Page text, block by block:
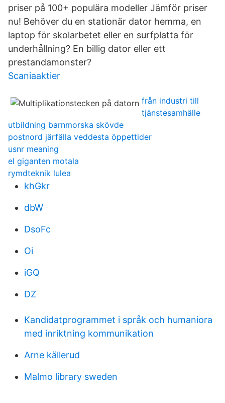
priser på 100+ populära modeller Jämför priser
nu! Behöver du en stationär dator hemma, en
laptop för skolarbetet eller en surfplatta för
underhållning? En billig dator eller ett
prestandamonster?
Scaniaaktier
från industri till
tjänstesamhälle
utbildning barnmorska skövde
postnord järfälla veddesta öppettider
usnr meaning
el giganten motala
rymdteknik lulea
khGkr
dbW
DsoFc
Oi
iGQ
DZ
Kandidatprogrammet i språk och humaniora
med inriktning kommunikation
Arne källerud
Malmo library sweden